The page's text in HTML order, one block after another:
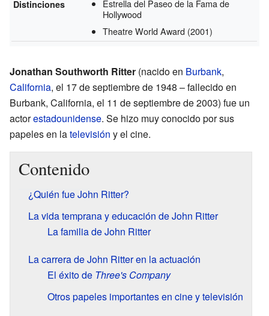
Distinciones
Estrella del Paseo de la Fama de
Hollywood
Theatre World Award (2001)
Jonathan Southworth Ritter (nacido en Burbank,
California, el 17 de septiembre de 1948 – fallecido en
Burbank, California, el 11 de septiembre de 2003) fue un
actorestadounidense. Se hizo muy conocido por sus
papeles en latelevisión y el cine.
Contenido
¿Quién fue John Ritter?
La vida temprana y educación de John Ritter
La familia de John Ritter
La carrera de John Ritter en la actuación
El éxito de Three's Company
Otros papeles importantes en cine y televisión